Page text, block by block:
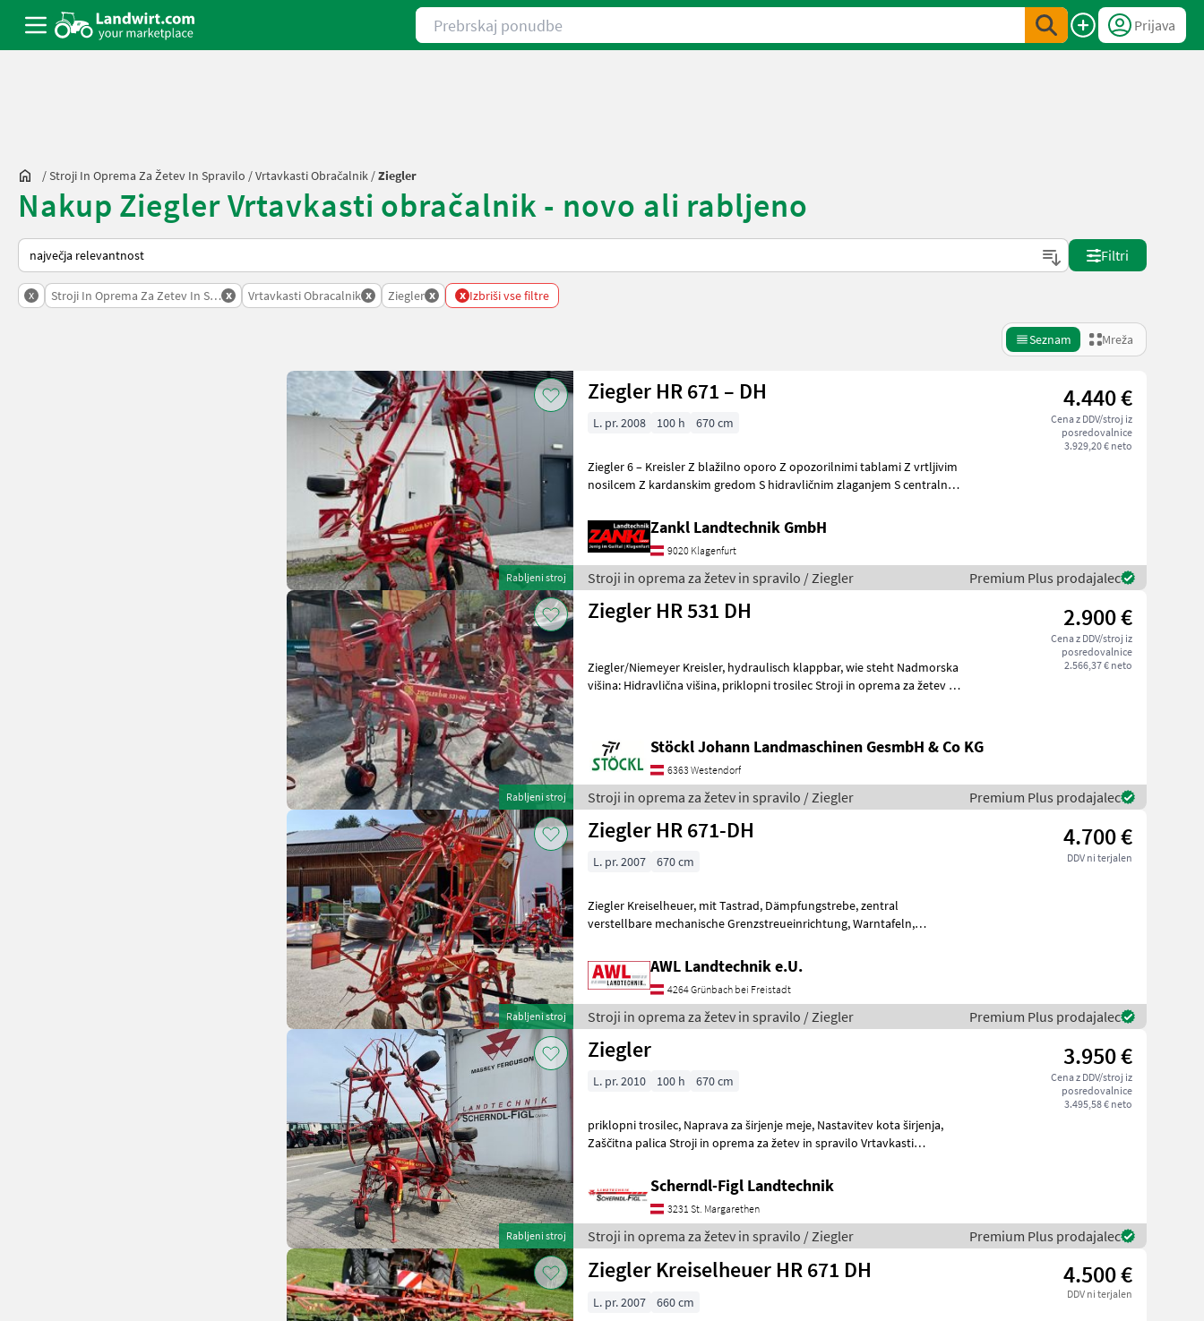
Prebrskaj ponudbe
Prijava
/Stroji In Oprema Za Žetev In Spravilo /Vrtavkasti Obračalnik /Ziegler
Nakup Ziegler Vrtavkasti obračalnik - novo ali rabljeno
Tako je razvrščeno na Landwirt.com
Filtri
x Stroji In Oprema Za Zetev In Spravilo
x Vrtavkasti Obracalnik x Ziegler x x Izbriši vse filtre
Seznam Mreža
Rabljeni stroj
Ziegler HR 671 – DH 4.440 €
Cena z DDV/stroj iz
posredovalnice
3.929,20 € neto
L. pr. 2008 100 h 670 cm
Ziegler 6 – Kreisler Z blažilno oporo Z opozorilnimi tablami Z vrtljivim
nosilcem Z kardanskim gredom S hidravličnim zlaganjem S centralno
Zankl Landtechnik GmbH
9020 Klagenfurt
Stroji in oprema za žetev in spravilo / Ziegler Premium Plus prodajalec
Rabljeni stroj
Ziegler HR 531 DH 2.900 €
Cena z DDV/stroj iz
posredovalnice
2.566,37 € neto
Ziegler/Niemeyer Kreisler, hydraulisch klappbar, wie steht Nadmorska
višina: Hidravlična višina, priklopni trosilec Stroji in oprema za žetev in
Stöckl Johann Landmaschinen GesmbH & Co KG
6363 Westendorf
Stroji in oprema za žetev in spravilo / Ziegler Premium Plus prodajalec
Rabljeni stroj
Ziegler HR 671-DH 4.700 €
DDV ni terjalen
L. pr. 2007 670 cm
Ziegler Kreiselheuer, mit Tastrad, Dämpfungstrebe, zentral
verstellbare mechanische Grenzstreueinrichtung, Warntafeln,
AWL Landtechnik e.U.
4264 Grünbach bei Freistadt
Stroji in oprema za žetev in spravilo / Ziegler Premium Plus prodajalec
Rabljeni stroj
Ziegler 3.950 €
Cena z DDV/stroj iz
posredovalnice
3.495,58 € neto
L. pr. 2010 100 h 670 cm
priklopni trosilec, Naprava za širjenje meje, Nastavitev kota širjenja,
Zaščitna palica Stroji in oprema za žetev in spravilo Vrtavkasti
Scherndl-Figl Landtechnik
3231 St. Margarethen
Stroji in oprema za žetev in spravilo / Ziegler Premium Plus prodajalec
Ziegler Kreiselheuer HR 671 DH 4.500 €
DDV ni terjalen
L. pr. 2007 660 cm